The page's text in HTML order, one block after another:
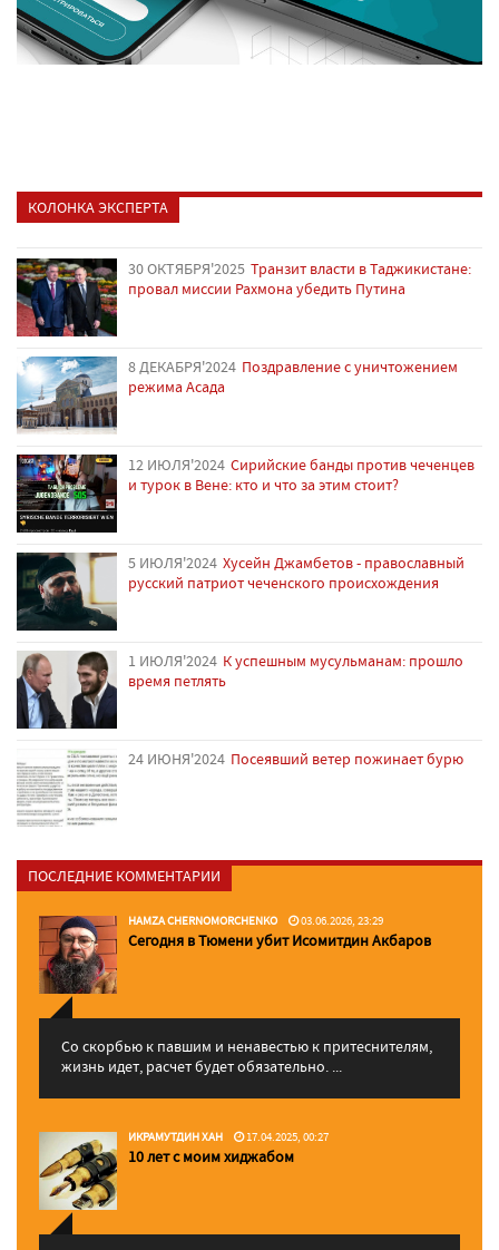
КОЛОНКА ЭКСПЕРТА
30 ОКТЯБРЯ'2025 Транзит власти в Таджикистане:
провал миссии Рахмона убедить Путина
8 ДЕКАБРЯ'2024 Поздравление с уничтожением
режима Асада
12 ИЮЛЯ'2024 Сирийские банды против чеченцев
и турок в Вене: кто и что за этим стоит?
5 ИЮЛЯ'2024 Хусейн Джамбетов - православный
русский патриот чеченского происхождения
1 ИЮЛЯ'2024 К успешным мусульманам: прошло
время петлять
24 ИЮНЯ'2024 Посеявший ветер пожинает бурю
ПОСЛЕДНИЕ КОММЕНТАРИИ
HAMZA CHERNOMORCHENKO 03.06.2026, 23:29
Сегодня в Тюмени убит Исомитдин Акбаров
Со скорбью к павшим и ненавестью к притеснителям,
жизнь идет, расчет будет обязательно. ...
ИКРАМУТДИН ХАН 17.04.2025, 00:27
10 лет с моим хиджабом